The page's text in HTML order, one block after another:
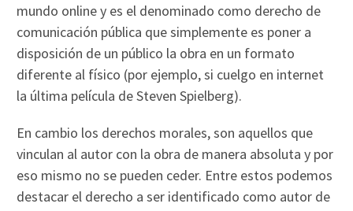
mundo online y es el denominado como derecho de
comunicación pública que simplemente es poner a
disposición de un público la obra en un formato
diferente al físico (por ejemplo, si cuelgo en internet
la última película de Steven Spielberg).
En cambio los derechos morales, son aquellos que
vinculan al autor con la obra de manera absoluta y por
eso mismo no se pueden ceder. Entre estos podemos
destacar el derecho a ser identificado como autor de